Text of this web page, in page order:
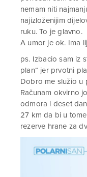
nemam niti
najizloženijim
ruku. To je glavno.
A umor je ok. Ima
ps. Izbacio sam iz
plan“ jer prvotni
Dobro me služio u
Računam okvirno
odmora i deset
27 km da bi u
rezerve hrane za